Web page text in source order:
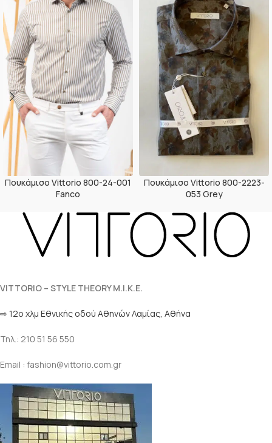
Πουκάμισο Vittorio 800-24-001
Fanco
Πουκάμισο Vittorio 800-2223-
053 Grey
VITTORIO – STYLE THEORY M.I.K.E.
⇨ 12ο χλμ Eθνικής οδού Αθηνών Λαμίας, Αθήνα
Τηλ.: 210 51 56 550
Email : fashion@vittorio.com.gr